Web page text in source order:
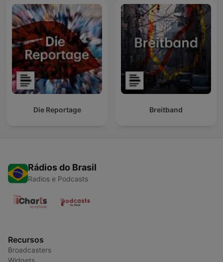
Die Reportage Breitband
Rádios do Brasil
Radios e Podcasts
Recursos
Broadcasters